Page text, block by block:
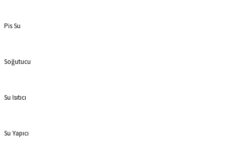
Pis Su
Soğutucu
Su Isıtıcı
Su Yapıcı